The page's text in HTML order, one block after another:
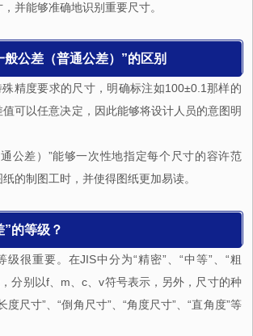
并能够准确地识别重要尺寸。
般公差（普通公差）”的区别
殊精度要求的尺寸，明确标注如100±0.1那样的
可以任意决定，因此能够将设计人员的意图明
公差）”能够一次性地指定每个尺寸的容许范
的制图工时，并使得图纸更加易读。
的等级？
级很重要。在JIS中分为“精密”、“中等”、“粗
，分别以f、m、c、v符号表示，另外，尺寸的种
度尺寸”、“倒角尺寸”、“角度尺寸”、“直角度”等